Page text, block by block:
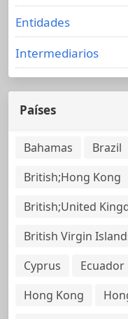
Entidades
Intermediarios
Países
Bahamas Brazil
British;Hong Kong
British;United
British Virgin
Cyprus
Ecuador
Hong Kong